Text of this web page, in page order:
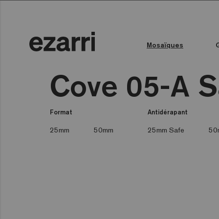
Mosaïques
Cove 05-A
Format
25mm 50mm
Antidérapant
25mm Safe